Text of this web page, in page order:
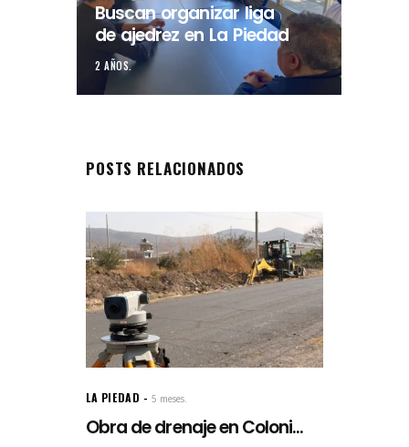
Buscan organizar liga
de ajedrez en La Piedad
2 AÑOS.
POSTS RELACIONADOS
LA PIEDAD 5 meses.
Obra de drenaje en Coloni...